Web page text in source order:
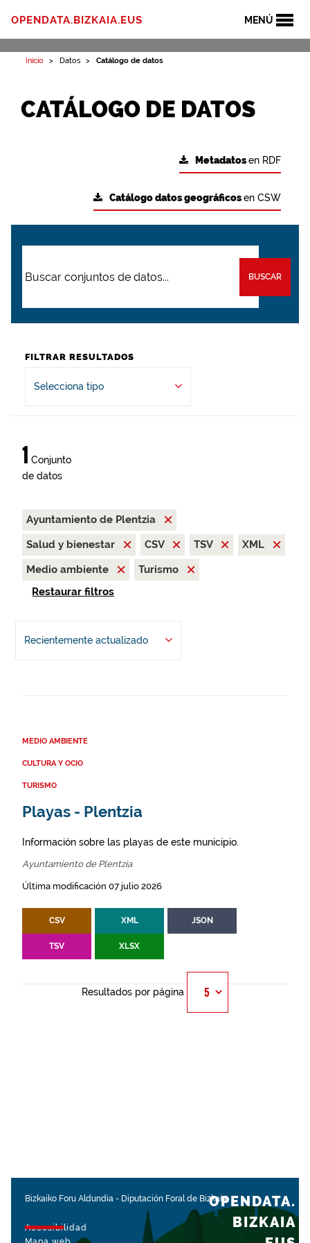
MENÚ
OPENDATA.BIZKAIA.EUS
Inicio Datos Catálogo de datos
CATÁLOGO DE DATOS
Metadatosen RDF
Catálogo datos geográficosen CSW
BUSCAR
FILTRAR RESULTADOS
Selecciona tipo
1 Conjunto
de datos
Ayuntamiento de Plentzia
Salud y bienestar
CSV TSV
XML
Medio ambiente
Turismo
Restaurar filtros
Recientemente actualizado
MEDIO AMBIENTE
CULTURA Y OCIO
TURISMO
Playas - Plentzia
Información sobre las playas de este municipio.
Ayuntamiento de Plentzia
Última modificación 07 julio 2026
CSV XML JSON
TSV XLSX
Resultados por página
Bizkaiko Foru Aldundia - Diputación Foral de Bizkaia
Accesibilidad
OPENDATA.
BIZKAIA